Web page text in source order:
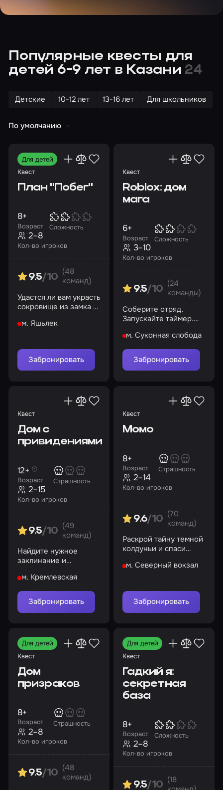
Популярные квесты для
детей 6-9 лет в Казани 24
Детские 10-12 лет 13-16 лет Для школьников
По умолчанию
Для детей
Квест
План "Побег"
Возраст
8+
Сложность
Кол-во игроков
2–8
9.5/10
(48
команд)
Удастся ли вам украсть
сокровище из замка и
смотрителю?
м. Яшьлек
Забронировать
Квест
Roblox: дом
мага
Возраст
6+
Сложность
Кол-во игроков
3–10
9.5/10
(24
команды)
Соберите отряд.
Запускайте таймер.
начинается сейчас
м. Суконная слобода
Забронировать
Квест
Дом с
привидениями
Возраст
12+
Страшность
Кол-во игроков
2–15
9.5/10
(49
команд)
Найдите нужное
заклинание и
изгнать
потусторонние силы
из дома
м. Кремлевская
Забронировать
Квест
Момо
Возраст
8+
Страшность
Кол-во игроков
2–14
9.6/10
(70
команд)
Раскрой тайну темной
колдуньи и спаси
м. Северный вокзал
Забронировать
Для детей
Квест
Дом
призраков
Возраст
8+
Страшность
Кол-во игроков
2–8
9.5/10
(48
команд)
Для детей
Квест
Гадкий я:
секретная
база
Возраст
8+
Сложность
Кол-во игроков
2–8
9.5/10
(18